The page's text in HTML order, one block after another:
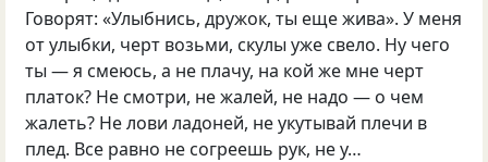
Говорят: «Улыбнись, дружок, ты еще жива». У меня
от улыбки, черт возьми, скулы уже свело. Ну чего
ты — я смеюсь, а не плачу, на кой же мне черт
платок? Не смотри, не жалей, не надо — о чем
жалеть? Не лови ладоней, не укутывай плечи в
плед. Все равно не согреешь рук, не у…